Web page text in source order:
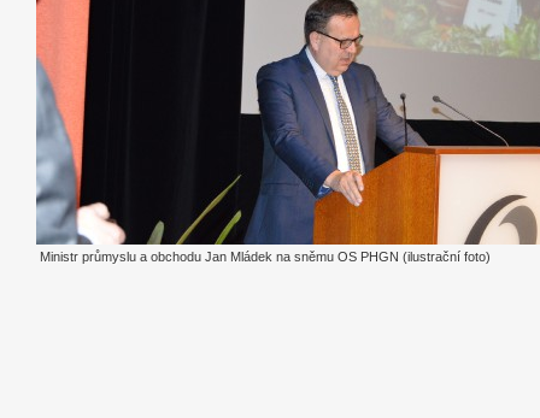
Ministr průmyslu a obchodu Jan Mládek na sněmu OS PHGN (ilustrační foto)